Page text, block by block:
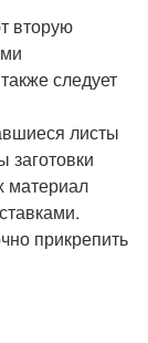
вторую
следует
листы
заготовки
материал
прикрепить